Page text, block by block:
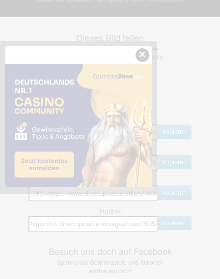
Dieses Bild teilen
Dir gefällt dieses Bild? Dann teile es
mit deinen Freunden und deiner Familie.
Share Links
Empfohlen
kopieren
HTML
kopieren
kopieren
Hotlink
kopieren
Besuch uns doch auf Facebook
Spannende Gewinnspiele und Aktionen
warten auf dich!
×